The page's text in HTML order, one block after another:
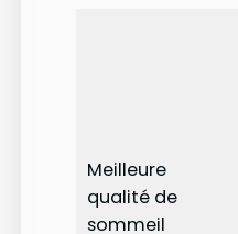
Meilleure
qualité de
sommeil